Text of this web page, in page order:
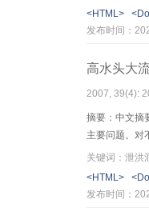
<HTML>
发布时间：
高水头大
2007, 39(4):
摘要：中文摘
主要问题。对
关键词：泄洪
<HTML>
发布时间：